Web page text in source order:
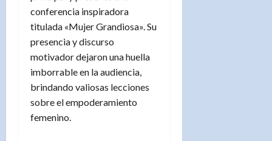
conferencia inspiradora
titulada «Mujer Grandiosa». Su
presencia y discurso
motivador dejaron una huella
imborrable en la audiencia,
brindando valiosas lecciones
sobre el empoderamiento
femenino.